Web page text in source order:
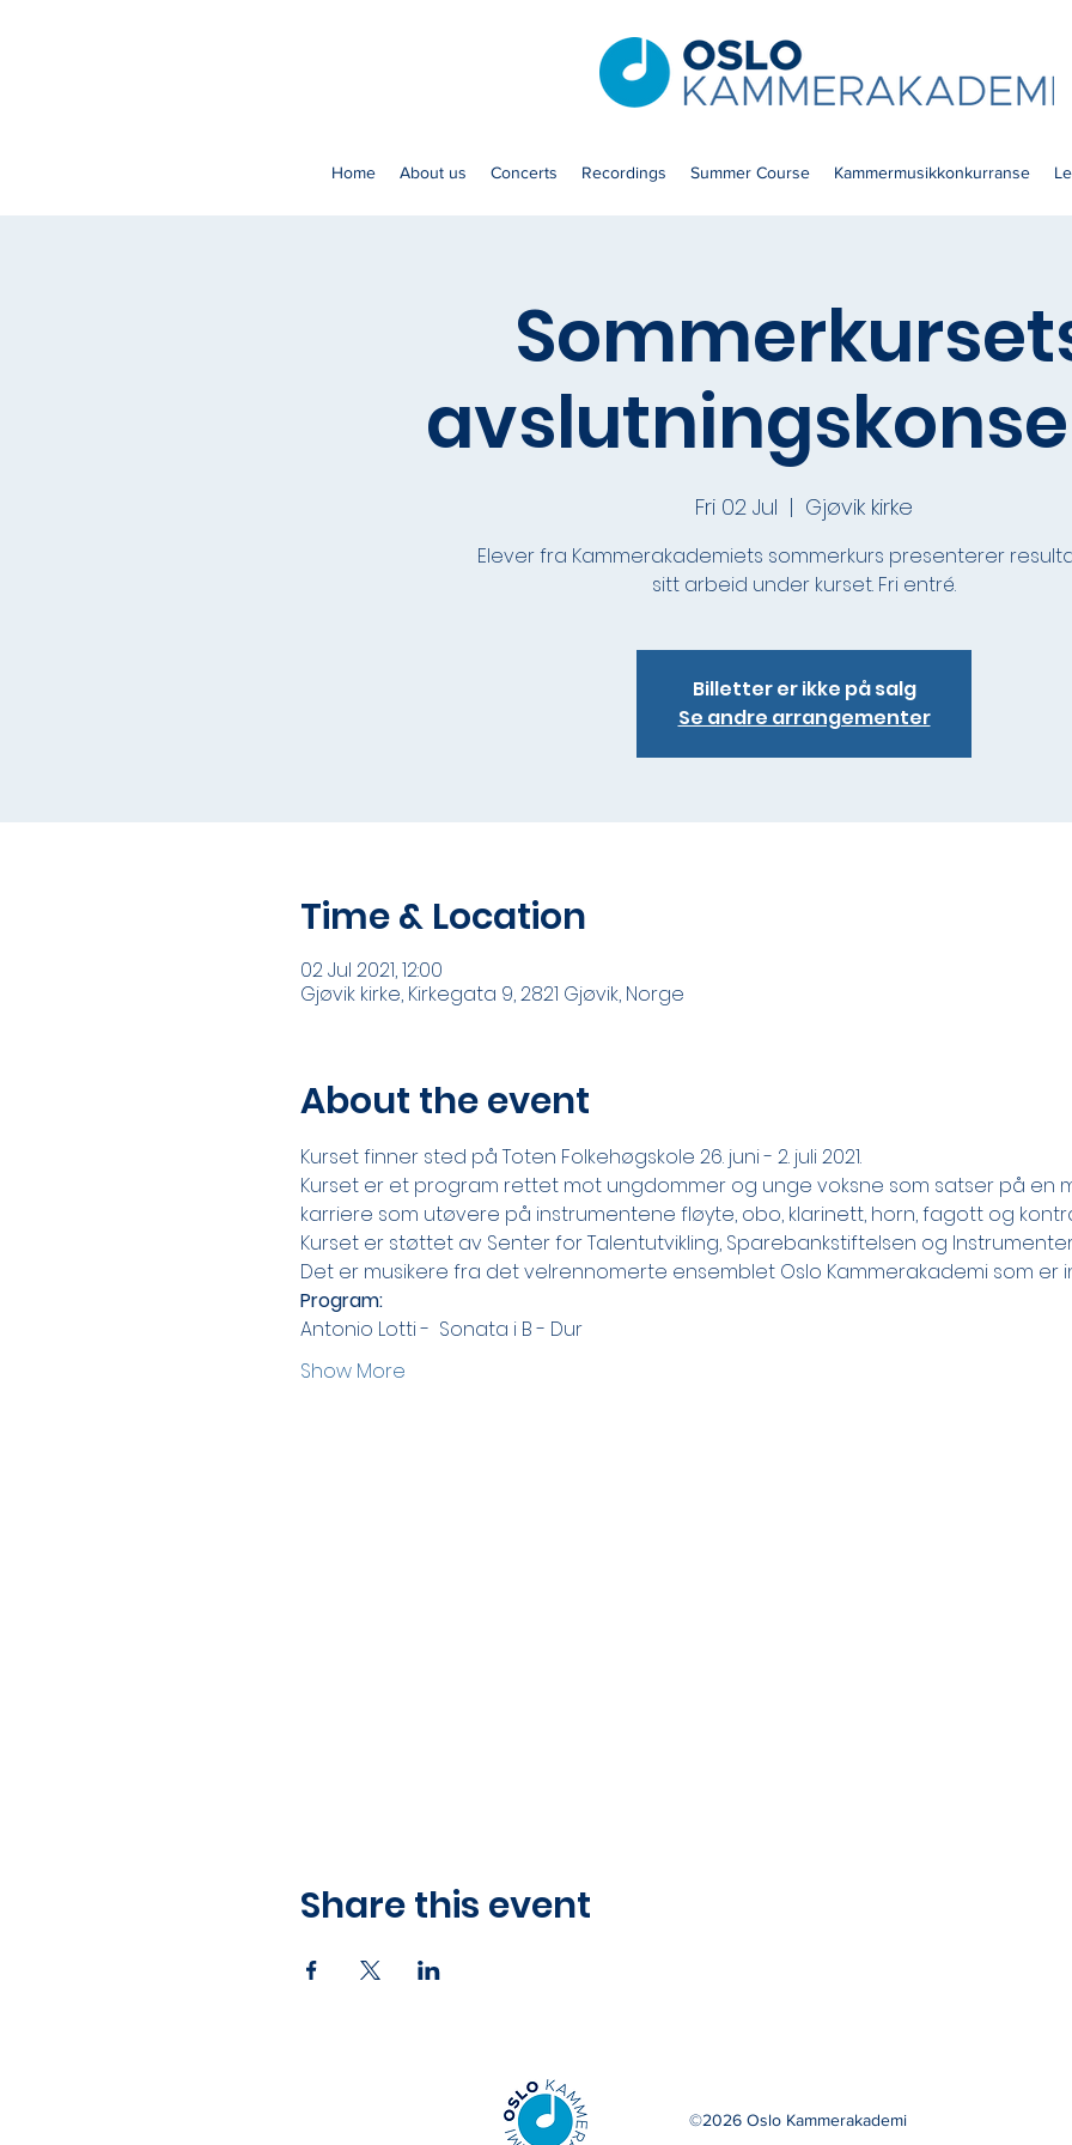
Home About us Concerts Recordings Summer Course Kammermusikkonkurranse
Fri 02 Jul
  |
Gjøvik kirke
Elever fra Kammerakademiets sommerkurs presenterer
sitt arbeid under kurset. Fri entré.
Billetter er ikke på salg
Se andre arrangementer
Time & Location
02 Jul 2021, 12:00
Gjøvik kirke, Kirkegata 9, 2821 Gjøvik, Norge
About the event
Kurset finner sted på Toten Folkehøgskole 26. juni - 2. juli 2021.
Kurset er et program rettet mot ungdommer og unge voksne som satser på en
karriere som utøvere på instrumentene fløyte, obo, klarinett, horn, fagott og
Kurset er støttet av Senter for Talentutvikling, Sparebankstiftelsen og Instrumenter
Det er musikere fra det velrennomerte ensemblet Oslo Kammerakademi som er
Program:
Antonio Lotti -  Sonata i B - Dur
Show More
Share this event
©2026 Oslo Kammerakademi